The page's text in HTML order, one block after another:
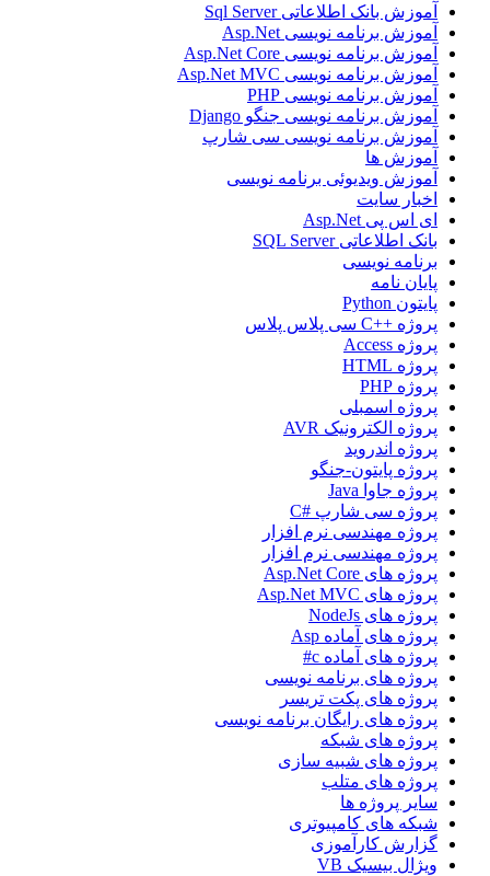
آموزش بانک اطلاعاتی Sql Server
آموزش برنامه نویسی Asp.Net
آموزش برنامه نویسی Asp.Net Core
آموزش برنامه نویسی Asp.Net MVC
آموزش برنامه نویسی PHP
آموزش برنامه نویسی جنگو Django
آموزش برنامه نویسی سی شارپ
آموزش ها
آموزش ویدیوئی برنامه نویسی
اخبار سایت
ای اس پی Asp.Net
بانک اطلاعاتی SQL Server
برنامه نویسی
پایان نامه
پایتون Python
پروژه ++C سی پلاس پلاس
پروژه Access
پروژه HTML
پروژه PHP
پروژه اسمبلی
پروژه الکترونیک AVR
پروژه اندروید
پروژه پایتون-جنگو
پروژه جاوا Java
پروژه سی شارپ #C
پروژه مهندسی نرم افزار
پروژه مهندسی نرم افزار
پروژه های Asp.Net Core
پروژه های Asp.Net MVC
پروژه های NodeJs
پروژه های آماده Asp
پروژه های آماده c#
پروژه های برنامه نویسی
پروژه های پکت تریسر
پروژه های رایگان برنامه نویسی
پروژه های شبکه
پروژه های شبیه سازی
پروژه های متلب
سایر پروژه ها
شبکه های کامپیوتری
گزارش کارآموزی
ویژال بیسیک VB